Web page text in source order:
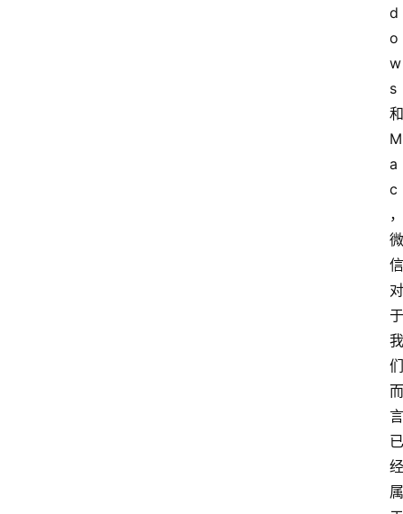
d
o
w
s
和
M
a
c
，
微
信
对
于
我
们
而
言
已
经
属